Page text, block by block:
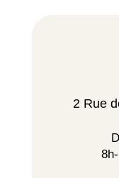
2 Rue